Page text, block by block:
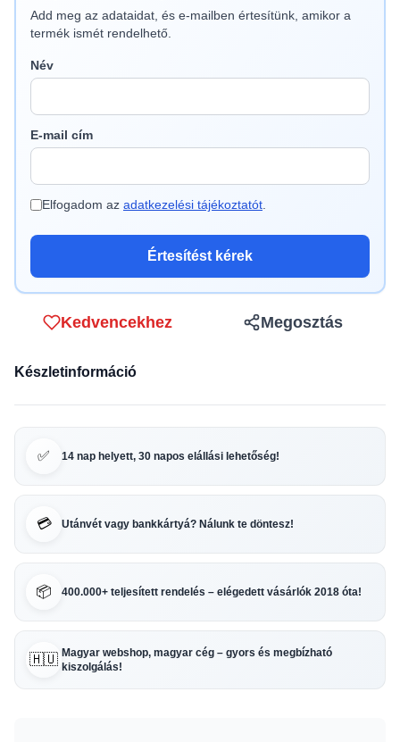
Add meg az adataidat, és e-mailben értesítünk, amikor a
termék ismét rendelhető.
Név
E-mail cím
Elfogadom az adatkezelési tájékoztatót
Értesítést kérek
Kedvencekhez Megosztás
Készletinformáció
✅ 14 nap helyett, 30 napos elállási lehetőség!
💳 Utánvét vagy bankkártyá? Nálunk te döntesz!
📦 400.000+ teljesített rendelés – elégedett vásárlók 2018 óta!
🇭🇺 Magyar webshop, magyar cég – gyors és megbízható
kiszolgálás!